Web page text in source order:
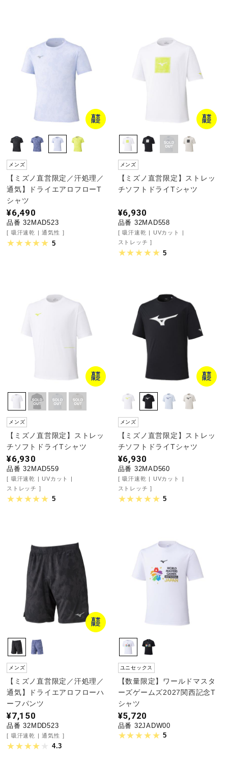
直営
限定
メンズ
【ミズノ直営限定／汗処理／
通気】ドライエアロフローT
シャツ
¥6,490
品番 32MAD523
吸汗速乾 通気性
5
直営
限定
メンズ
【ミズノ直営限定】ストレッ
チソフトドライTシャツ
¥6,930
品番 32MAD558
吸汗速乾
UVカット
ストレッチ
5
直営
限定
メンズ
【ミズノ直営限定】ストレッ
チソフトドライTシャツ
¥6,930
品番 32MAD559
吸汗速乾
UVカット
ストレッチ
5
直営
限定
メンズ
【ミズノ直営限定】ストレッ
チソフトドライTシャツ
¥6,930
品番 32MAD560
吸汗速乾
UVカット
ストレッチ
5
直営
限定
メンズ
【ミズノ直営限定／汗処理／
通気】ドライエアロフローハ
ーフパンツ
¥7,150
品番 32MDD523
吸汗速乾 通気性
4.3
ユニセックス
【数量限定】ワールドマスタ
ーズゲームズ2027関西記念T
シャツ
¥5,720
品番 32JADW00
5